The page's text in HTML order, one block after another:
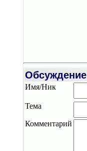
Обсуждение
Имя/Ник
Тема
Комментарий